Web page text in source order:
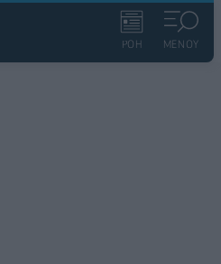
ΡΟΗ ΜΕΝΟΥ